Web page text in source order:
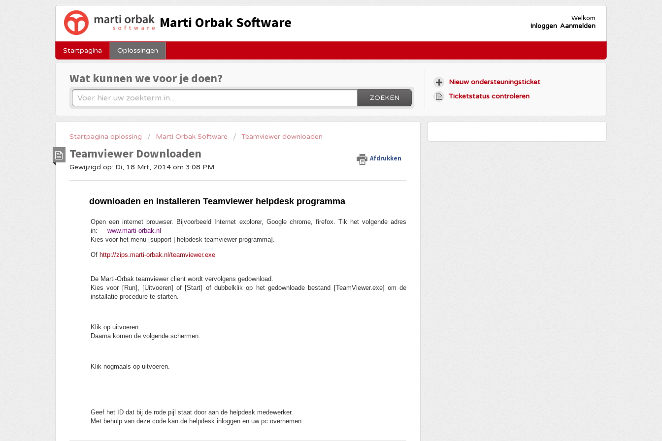
Marti Orbak Software
Welkom
Inloggen Aanmelden
Startpagina Oplossingen
Wat kunnen we voor je doen?
ZOEKEN
Nieuw ondersteuningsticket
Ticketstatus controleren
Startpagina oplossing Marti Orbak Software Teamviewer downloaden
Teamviewer Downloaden
Afdrukken
Gewijzigd op: Di, 18 Mrt, 2014 om 3:08 PM
downloaden en installeren Teamviewer helpdesk programma
Open een internet brouwser. Bijvoorbeeld Internet explorer, Google chrome, firefox. Tik het volgende adres
in:
www.marti-orbak.nl
Kies voor het menu [support | helpdesk teamviewer programma].
Of http://zips.marti-orbak.nl/teamviewer.exe
De Marti-Orbak teamviewer client wordt vervolgens gedownload.
Kies voor [Run], [Uitvoeren] of [Start] of dubbelklik op het gedownloade bestand [TeamViewer.exe] om de
installatie procedure te starten.
Klik op uitvoeren.
Daarna komen de volgende schermen:
Klik nogmaals op uitvoeren.
Geef het ID dat bij de rode pijl staat door aan de helpdesk medewerker.
Met behulp van deze code kan de helpdesk inloggen en uw pc overnemen.